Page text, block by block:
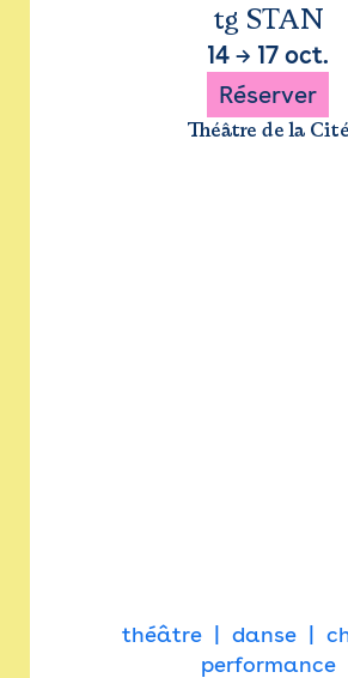
tg STAN
14 → 17 oct.
Réserver
Théâtre de la Cité
théâtre danse
performance